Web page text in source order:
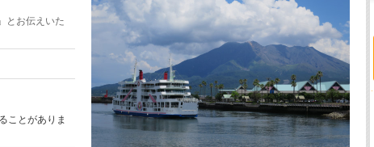
とお伝えいた
ことがありま